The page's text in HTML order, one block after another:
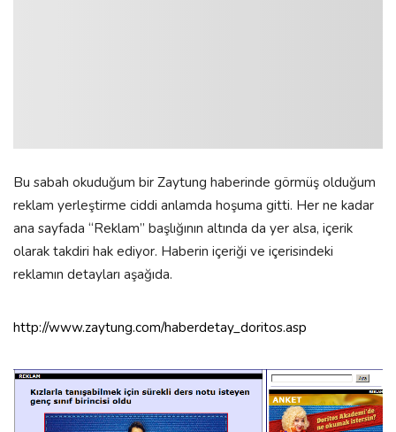
Bu sabah okuduğum bir Zaytung haberinde görmüş olduğum
reklam yerleştirme ciddi anlamda hoşuma gitti. Her ne kadar
ana sayfada “Reklam” başlığının altında da yer alsa, içerik
olarak takdiri hak ediyor. Haberin içeriği ve içerisindeki
reklamın detayları aşağıda.
http://www.zaytung.com/haberdetay_doritos.asp